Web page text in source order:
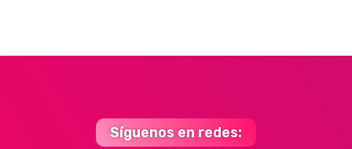
Síguenos en redes: